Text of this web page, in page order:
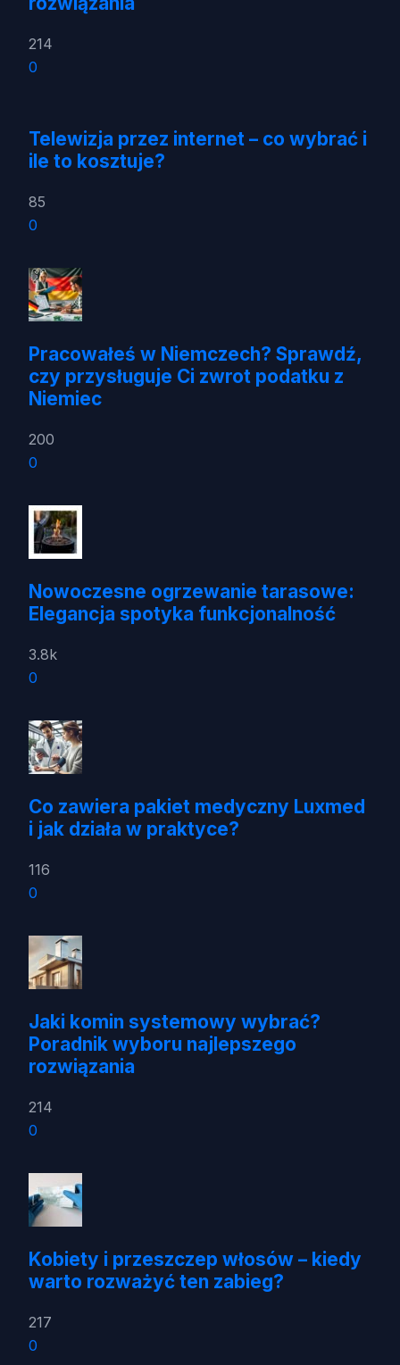
214
0
Telewizja przez internet – co wybrać i
ile to kosztuje?
85
0
Pracowałeś w Niemczech? Sprawdź,
czy przysługuje Ci zwrot podatku z
Niemiec
200
0
Nowoczesne ogrzewanie tarasowe:
Elegancja spotyka funkcjonalność
3.8k
0
Co zawiera pakiet medyczny Luxmed
i jak działa w praktyce?
116
0
Jaki komin systemowy wybrać?
Poradnik wyboru najlepszego
rozwiązania
214
0
Kobiety i przeszczep włosów – kiedy
warto rozważyć ten zabieg?
217
0